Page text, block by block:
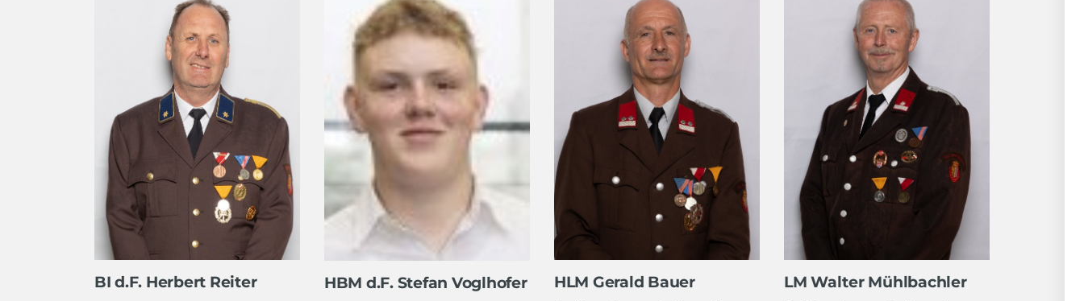
BI d.F. Herbert Reiter HBM d.F. Stefan Voglhofer HLM Gerald Bauer LM Walter Mühlbachler